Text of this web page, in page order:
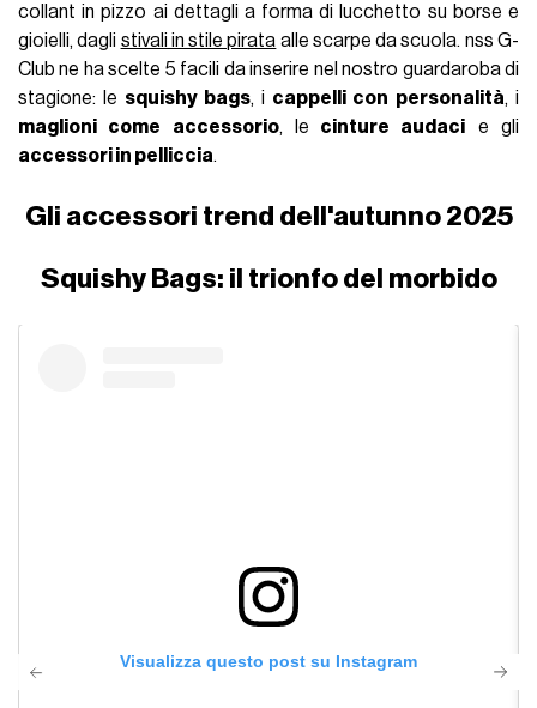
collant in pizzo ai dettagli a forma di lucchetto su borse e
gioielli, dagli stivali in stile pirata alle scarpe da scuola. nss G-
Club ne ha scelte 5 facili da inserire nel nostro guardaroba di
stagione: le squishy bags, i cappelli con personalità, i
maglioni come accessorio, le cinture audaci e gli
accessoriin pelliccia.
Gli accessori trend dell'autunno 2025
Squishy Bags: il trionfo del morbido
Visualizza questo post su Instagram